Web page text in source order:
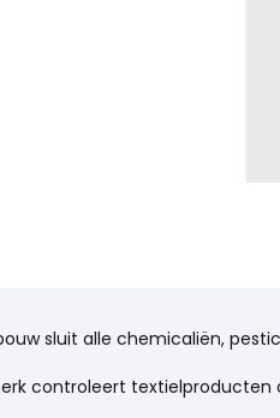
sluit alle chemicaliën,
controleert